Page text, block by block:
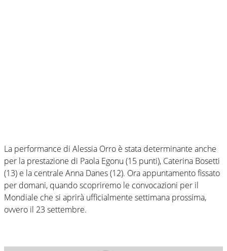
La performance di Alessia Orro è stata determinante anche
per la prestazione di Paola Egonu (15 punti), Caterina Bosetti
(13) e la centrale Anna Danes (12). Ora appuntamento fissato
per domani, quando scopriremo le convocazioni per il
Mondiale che si aprirà ufficialmente settimana prossima,
ovvero il 23 settembre.